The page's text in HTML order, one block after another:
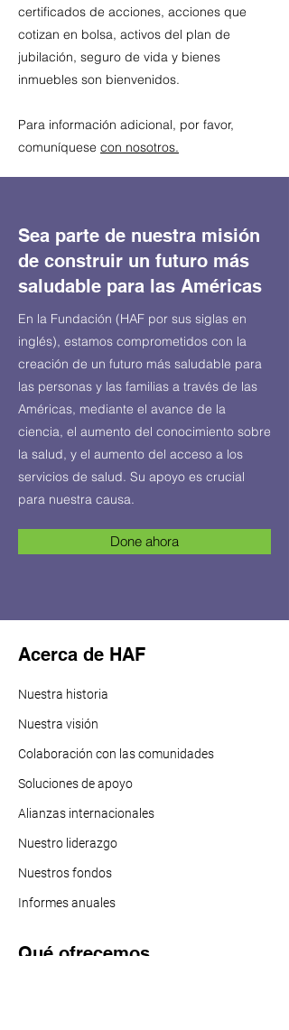
certificados de acciones, acciones que
cotizan en bolsa, activos del plan de
jubilación, seguro de vida y bienes
inmuebles son bienvenidos.
Para información adicional, por favor,
comuníquese con nosotros.
Sea parte de nuestra misión
de construir un futuro más
saludable para las Américas
En la Fundación (HAF por sus siglas en
inglés), estamos comprometidos con la
creación de un futuro más saludable para
las personas y las familias a través de las
Américas, mediante el avance de la
ciencia, el aumento del conocimiento sobre
la salud, y el aumento del acceso a los
servicios de salud. Su apoyo es crucial
para nuestra causa.
Done ahora
Acerca de HAF
Nuestra historia
Nuestra visión
Colaboración con las comunidades
Soluciones de apoyo
Alianzas internacionales
Nuestro liderazgo
Nuestros fondos
Informes anuales
Qué ofrecemos